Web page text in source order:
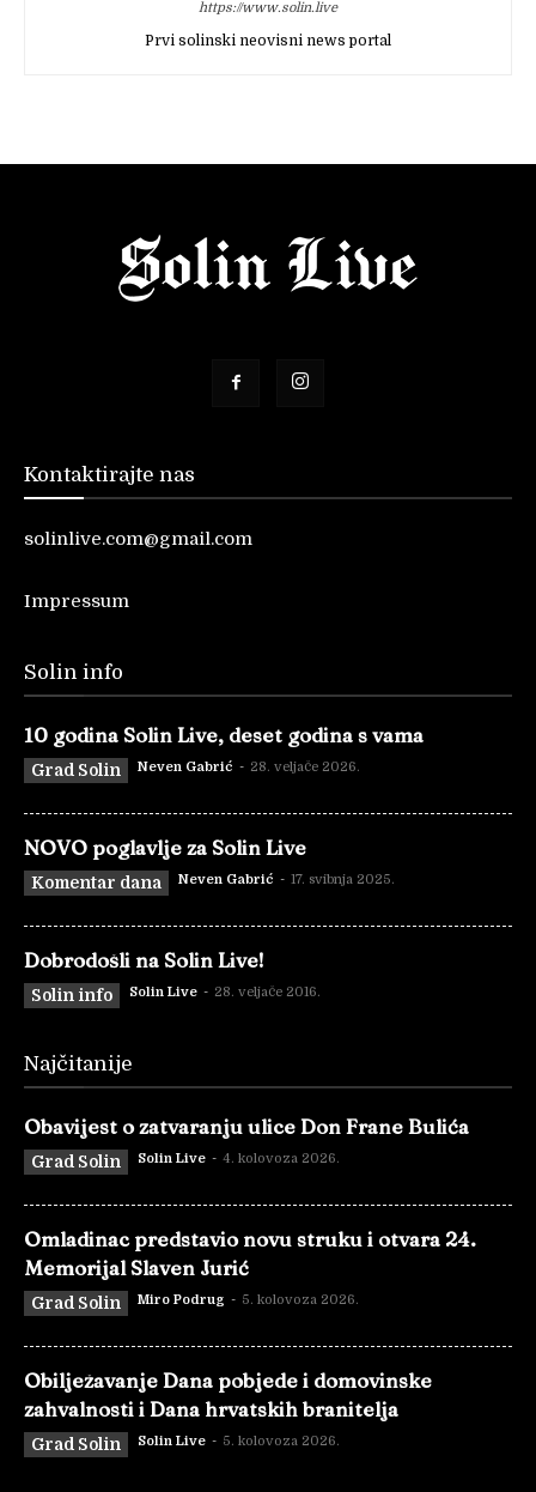
https://www.solin.live
Prvi solinski neovisni news portal
Kontaktirajte nas
solinlive.com@gmail.com
Impressum
Solin info
10 godina Solin Live, deset godina s vama
Grad Solin Neven Gabrić - 28. veljače 2026.
NOVO poglavlje za Solin Live
Komentar dana Neven Gabrić - 17. svibnja 2025.
Dobrodošli na Solin Live!
Solin info Solin Live - 28. veljače 2016.
Najčitanije
Obavijest o zatvaranju ulice Don Frane Bulića
Grad Solin Solin Live - 4. kolovoza 2026.
Omladinac predstavio novu struku i otvara 24.
Memorijal Slaven Jurić
Grad Solin Miro Podrug - 5. kolovoza 2026.
Obilježavanje Dana pobjede i domovinske
zahvalnosti i Dana hrvatskih branitelja
Grad Solin Solin Live - 5. kolovoza 2026.